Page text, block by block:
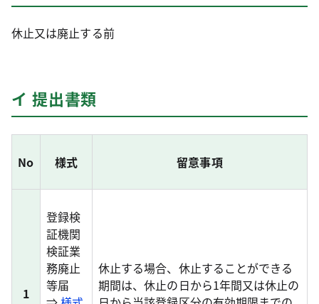
休止又は廃止する前
イ 提出書類
No 様式 留意事項
1
登録検
証機関
検証業
務廃止
等届
休止する場合、休止することができる
期間は、休止の日から1年間又は休止の